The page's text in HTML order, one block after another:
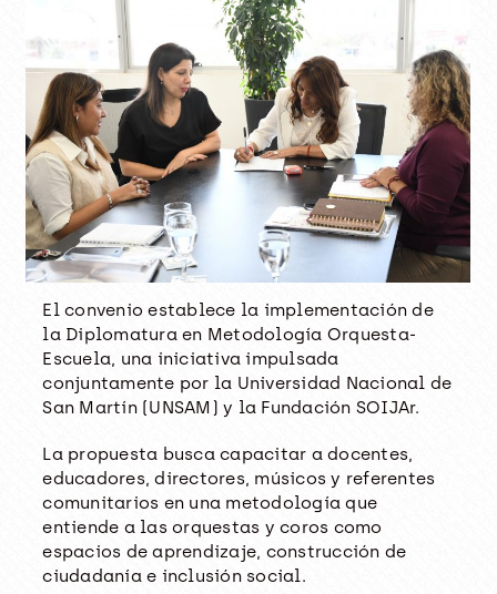
El convenio establece la implementación de
la Diplomatura en Metodología Orquesta-
Escuela, una iniciativa impulsada
conjuntamente por la Universidad Nacional de
San Martín (UNSAM) y la Fundación SOIJAr.
La propuesta busca capacitar a docentes,
educadores, directores, músicos y referentes
comunitarios en una metodología que
entiende a las orquestas y coros como
espacios de aprendizaje, construcción de
ciudadanía e inclusión social.